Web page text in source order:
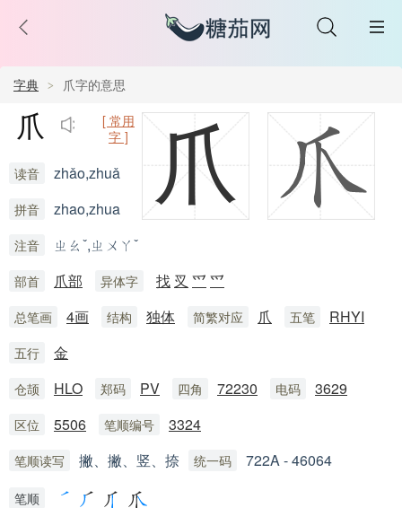
字典 爪字的意思
爪
爪
[ 常用
字 ]
读音 zhǎo,zhuǎ
拼音 zhao,zhua
注音 ㄓㄠˇ,ㄓㄨㄚˇ
部首 爪部 异体字 找 㕚 爫 爫
总笔画 4画 结构 独体 简繁对应 爪 五笔 RHYI
五行 金
仓颉 HLO 郑码 PV 四角 72230 电码 3629
区位 5506 笔顺编号 3324
笔顺读写 撇、撇、竖、捺 统一码 722A - 46064
笔顺